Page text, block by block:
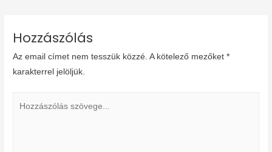
Hozzászólás
Az email címet nem tesszük közzé. A kötelező mezőket*
karakterrel jelöljük.